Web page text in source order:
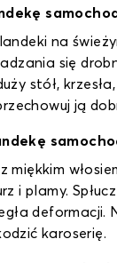
na
się
stół,
ją
miękkim
i plamy.
karoserię.